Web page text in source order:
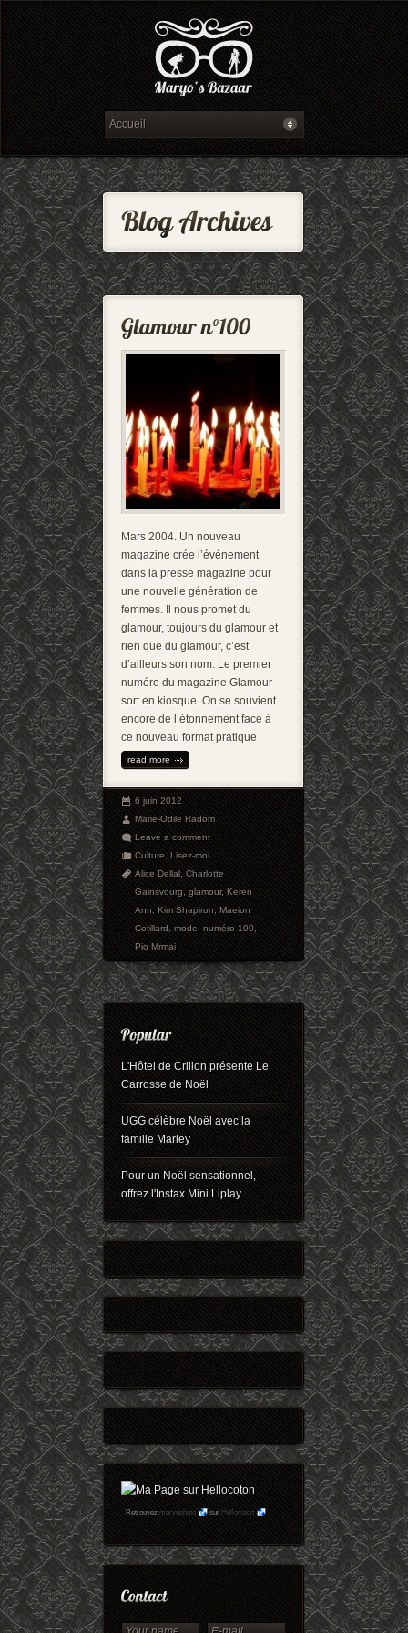
Mars 2004. Un nouveau
magazine crée l’événement
dans la presse magazine pour
une nouvelle génération de
femmes. Il nous promet du
glamour, toujours du glamour et
rien que du glamour, c’est
d’ailleurs son nom. Le premier
numéro du magazine Glamour
sort en kiosque. On se souvient
encore de l’étonnement face à
ce nouveau format pratique
read more
6 juin 2012
Marie-Odile Radom
Leave a comment
Culture,Lisez-moi
Alice Dellal,Charlotte
Gainsvourg,glamour,Keren
Ann,Kim Shapiron,Maeion
Cotillard,mode,numéro 100,
Pio Mrmai
L'Hôtel de Crillon présente Le
Carrosse de Noël
UGG célèbre Noël avec la
famille Marley
Pour un Noël sensationnel,
offrez l'Instax Mini Liplay
Retrouvezmaryophoto surHellocoton